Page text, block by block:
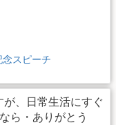
スピーチ
、日常生活にすぐ
ら・ありがとう